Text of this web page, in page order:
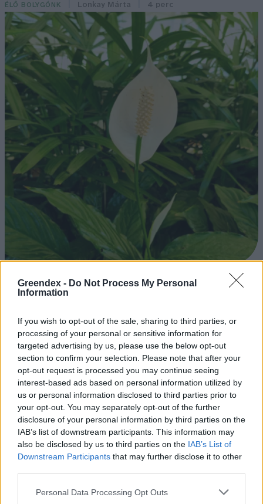
Greendex - Do Not Process My Personal
Information
If you wish to opt-out of the sale, sharing to third parties, or
processing of your personal or sensitive information for
targeted advertising by us, please use the below opt-out
section to confirm your selection. Please note that after your
opt-out request is processed you may continue seeing
interest-based ads based on personal information utilized by
us or personal information disclosed to third parties prior to
your opt-out. You may separately opt-out of the further
disclosure of your personal information by third parties on the
IAB’s list of downstream participants. This information may
also be disclosed by us to third parties on the IAB’s List of
Downstream Participants that may further disclose it to other
Personal Data Processing Opt Outs
ÉLŐ BOLYGÓNK Lonkay Márta 4 perc
A vitorlavirág ideális szobanövény, hiszen kiválóan tűri a meleget
és a fényszegény környezetet.
Születésnapi programokkal várja a
hétvégén a közönséget a 160 éves
Fővárosi Állatkert
ÉLŐ BOLYGÓNK
Szedd magad őszibarack: itt vannak
a legjobb lelőhelyek!
SZEMLE